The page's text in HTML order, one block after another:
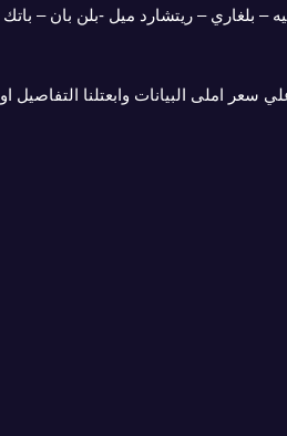
– بلغاري – ريتشارد ميل -بلن بان – باتك
سعر املى البيانات وابعتلنا التفاصيل او